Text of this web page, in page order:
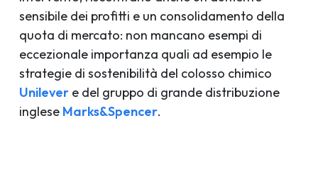
sensibile dei profitti e un consolidamento della
quota di mercato: non mancano esempi di
eccezionale importanza quali ad esempio le
strategie di sostenibilità del colosso chimico
Unilever e del gruppo di grande distribuzione
inglese Marks&Spencer.